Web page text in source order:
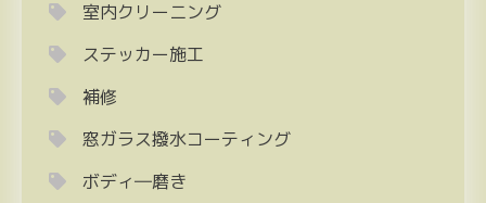
室内クリーニング
ステッカー施工
補修
窓ガラス撥水コーティング
ボディ―磨き